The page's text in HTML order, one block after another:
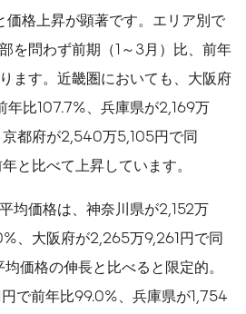
価格上昇が顕著です。エリア別で
を問わず前期（1～3月）比、前年
ます。近畿圏においても、大阪府
比107.7%、兵庫県が2,169万
都府が2,540万5,105円で同
と比べて上昇しています。
均価格は、神奈川県が2,152万
、大阪府が2,265万9,261円で同
価格の伸長と比べると限定的。
で前年比99.0%、兵庫県が1,754